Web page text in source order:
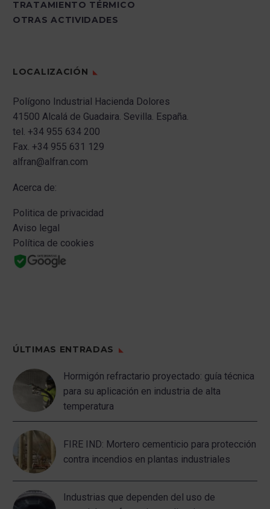
TRATAMIENTO TÉRMICO
OTRAS ACTIVIDADES
LOCALIZACIÓN
Polígono Industrial Hacienda Dolores
41500 Alcalá de Guadaira. Sevilla. España.
tel. +34 955 634 200
Fax. +34 955 631 129
alfran@alfran.com
Acerca de:
Politica de privacidad
Aviso legal
Política de cookies
ÚLTIMAS ENTRADAS
Hormigón refractario proyectado: guía técnica
para su aplicación en industria de alta
temperatura
FIRE IND: Mortero cementicio para protección
contra incendios en plantas industriales
Industrias que dependen del uso de